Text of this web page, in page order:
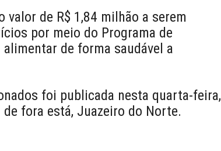
de R$ 1,84 milhão a serem
por meio do Programa de
de forma saudável a
foi publicada nesta quarta-feira,
fora está, Juazeiro do Norte.